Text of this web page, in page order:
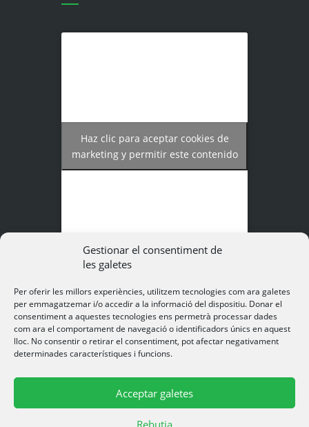
Gestionar el consentiment de
les galetes
Per oferir les millors experiències, utilitzem tecnologies com ara galetes
per emmagatzemar i/o accedir a la informació del dispositiu. Donar el
consentiment a aquestes tecnologies ens permetrà processar dades
com ara el comportament de navegació o identificadors únics en aquest
lloc. No consentir o retirar el consentiment, pot afectar negativament
determinades característiques i funcions.
Acceptar galetes
Rebutja
Haz clic para aceptar cookies de
marketing y permitir este contenido
© 2015-26 Càmping La Vall · Camí de
La Vallmitjana s/n · 08552 Taradell · 93
812 63 36 · 603 151 199 ·
lavallpark@campinglavallpark.cat ·
Codi turisme: KCC-000151